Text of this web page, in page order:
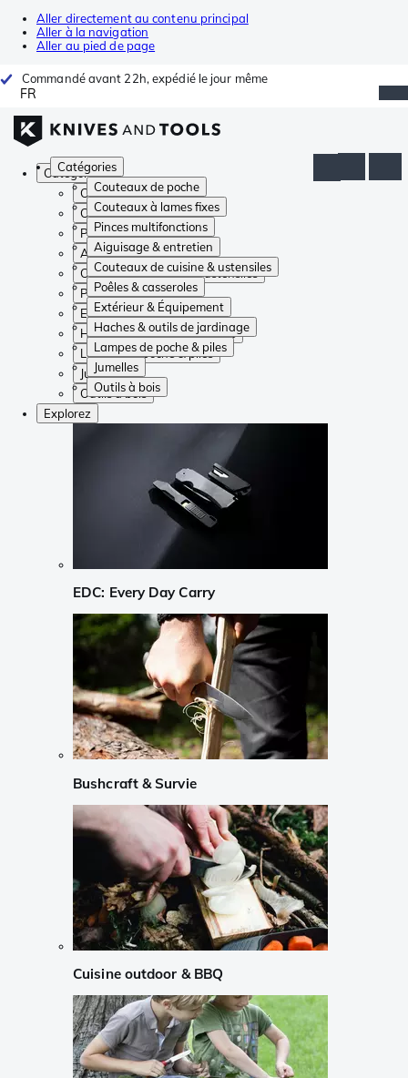
Aller directement au contenu principal
Aller à la navigation
Aller au pied de page
Commandé avant 22h, expédié le jour même
FR
Catégories
Couteaux de poche
Couteaux à lames fixes
Pinces multifonctions
Aiguisage & entretien
Couteaux de cuisine & ustensiles
Poêles & casseroles
Extérieur & Équipement
Haches & outils de jardinage
Lampes de poche & piles
Jumelles
Outils à bois
Catégories
Couteaux de poche
Couteaux à lames fixes
Pinces multifonctions
Aiguisage & entretien
Couteaux de cuisine & ustensiles
Poêles & casseroles
Extérieur & Équipement
Haches & outils de jardinage
Lampes de poche & piles
Jumelles
Outils à bois
Explorez
EDC: Every Day Carry
Bushcraft & Survie
Cuisine outdoor & BBQ